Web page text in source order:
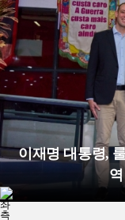
이재명 대통령,